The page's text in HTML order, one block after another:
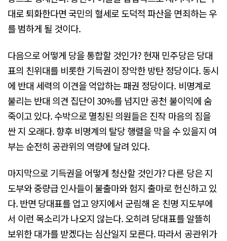
대로 퇴화한다면 국민의 혈세로 도덕적 파산을 면죄하는 우
를 범하게 될 것이다.
다음으로 어떻게 당을 통합할 것인가? 현재 민주당은 당대
표의 친위대를 비롯한 기득권이 장악한 방탄 정당이다. 동시
에 반대 세력의 이견을 억압하는 패권 정당이다. 비명계로
불리는 반대 의견 집단이 30%를 넘지만 공천 불이익에 숨
죽이고 있다. 수박으로 멸칭된 의원들은 진작 마음의 짐을
싼 지 오래다. 향후 비명계의 탈당 행렬을 막을 수 있을지 여
부는 순전히 공관위의 역량에 달려 있다.
마지막으로 기득권을 어떻게 청산할 것인가? 다른 당은 지
도부와 중량급 인사들이 불출마와 험지 출마로 헌신하고 있
다. 반면 당대표를 업고 양지에서 군림해 온 친명 지도부에
서 이런 목소리가 나오지 않는다. 오히려 당대표를 알뜰히
보위한 대가를 받겠다는 심산일지 모른다. 따라서 공관위가